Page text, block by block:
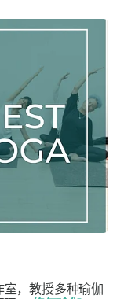
室，教授多种瑜伽